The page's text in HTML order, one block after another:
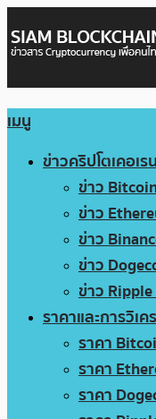
เมนู
ข่าวคริปโตเคอเร
ข่าว
ข่าว
ข่าว
ข่าว
ข่าว Ripple
ราคาและการวิเค
ราคา
ราคา
ราคา